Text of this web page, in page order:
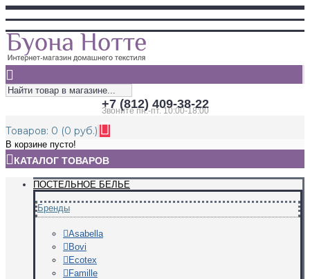
+7 (812) 409-38-22
Звоните пн.-пт. 10:00-18:00
Товаров: 0 (0 руб.)
В корзине пусто!
КАТАЛОГ ТОВАРОВ
ПОСТЕЛЬНОЕ БЕЛЬЕ
Бренды
Asabella
Bovi
Ecotex
Famille